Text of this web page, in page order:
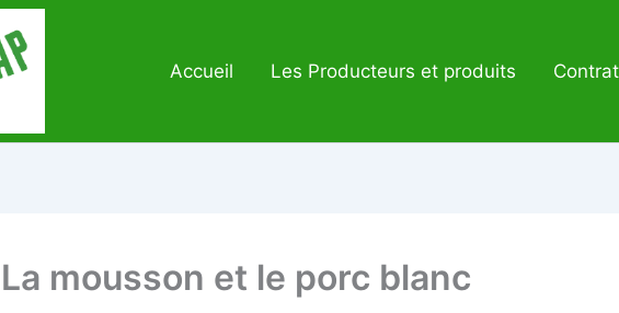
Accueil Les Producteurs et produits
La mousson et le porc blanc